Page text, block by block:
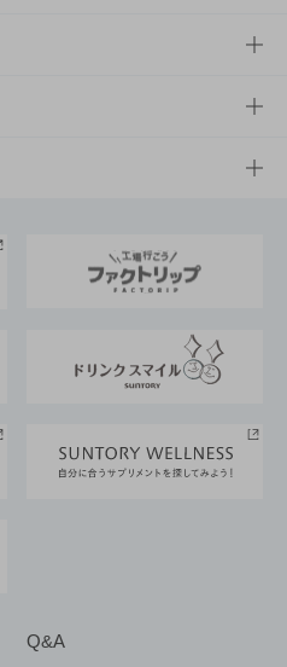
テナビリティ経営
Q&A